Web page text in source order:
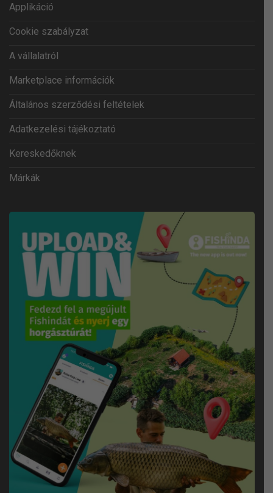
Applikáció
Cookie szabályzat
A vállalatról
Marketplace információk
Általános szerződési feltételek
Adatkezelési tájékoztató
Kereskedőknek
Márkák